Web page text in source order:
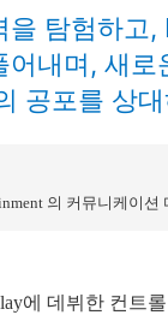
을 탐험하고
어내며, 새로
공포를 상
의 커뮤니케이션
에 데뷔한 컨트